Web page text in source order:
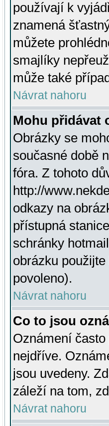
používají k
znamená
můžete
smajlíky
může také
Návrat nahoru
Mohu přidávat
Obrázky se
současné době
fóra. Z tohoto
http://
odkazy na
přístupná
schránky
obrázku
povoleno).
Návrat nahoru
Co to jsou
Oznámení
nejdříve.
jsou uvedeny.
záleží na tom,
Návrat nahoru